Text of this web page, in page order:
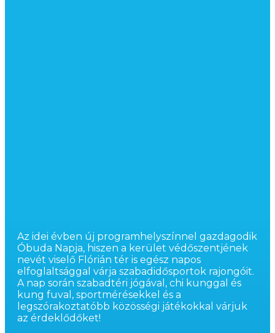
Az idei évben új programhelyszínnel gazdagodik
Óbuda Napja, hiszen a kerület védőszentjének
nevét viselő Flórián tér is egész napos
elfoglaltsággal várja szabadidősportok rajongóit.
A nap során szabadtéri jógával, chi kunggal és
kung fuval, sportmérésekkel és a
legszórakoztatóbb közösségi játékokkal várjuk
az érdeklődőket!